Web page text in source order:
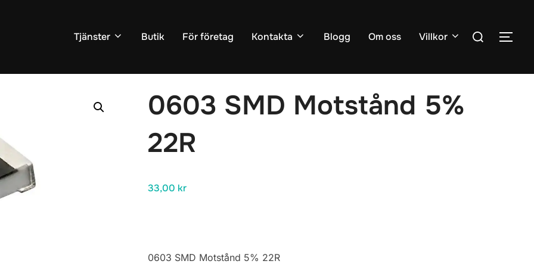
Tjänster Butik För företag Kontakta Blogg Om oss Villkor
Sök
efter:
SLÅ
0603 SMD Motstånd 5%
22R
33,00 kr
0603 SMD Motstånd 5% 22R